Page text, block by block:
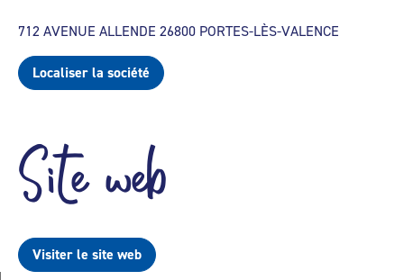
712 AVENUE ALLENDE 26800 PORTES-LÈS-VALENCE
Localiser la société
Site web
Visiter le site web